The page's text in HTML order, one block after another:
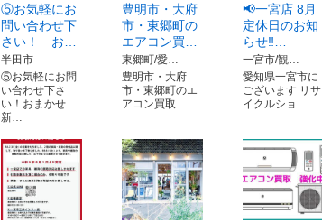
⑤お気軽にお
問い合わせ下
さい！ お…
半田市
⑤お気軽にお問
い合わせ下さ
い！おまかせ
新…
豊明市・大府
市・東郷町の
エアコン買…
東郷町/愛…
豊明市・大府
市・東郷町のエ
アコン買取…
📢一宮店 8月
定休日のお知
らせ‼️…
一宮市/観…
愛知県一宮市に
ございます リサ
イクルショ…